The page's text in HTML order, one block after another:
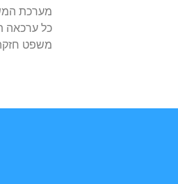
מערכת
כל ערכאה
משפט